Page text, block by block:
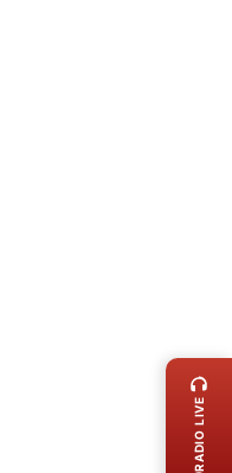
RADIO LIVE